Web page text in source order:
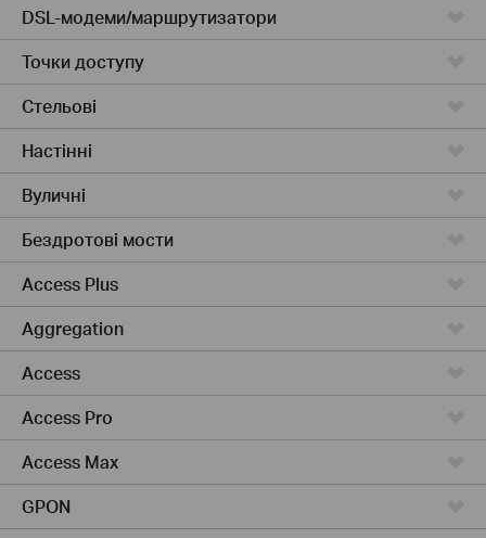
DSL-модеми/маршрутизатори
Точки доступу
Стельові
Настінні
Вуличні
Бездротові мости
Access Plus
Aggregation
Access
Access Pro
Access Max
GPON